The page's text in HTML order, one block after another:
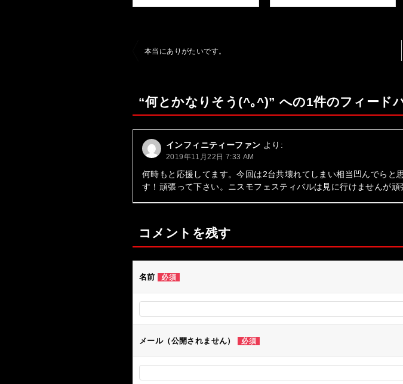
投
ビ
ー
ョ
ン
本当にありがたいです。
“何とかなりそう(^｡^)” への1件のフィード
インフィニティーファン より:
2019年11月22日 7:33 AM
何時もと応援してます。今回は2台共壊れてしまい相当凹んでら
す！頑張って下さい。ニスモフェスティバルは見に行けませんが頑
コメントを残す
名前 必須
メール（公開されません） 必須